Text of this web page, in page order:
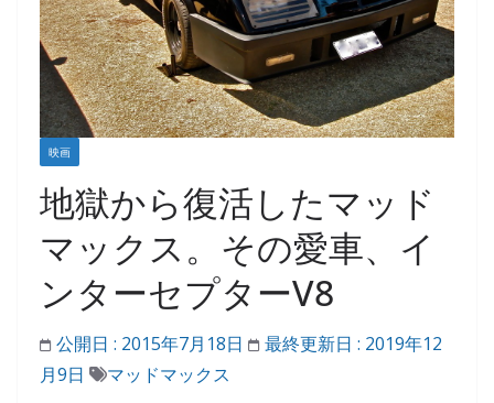
映画
地獄から復活したマッド
マックス。その愛車、イ
ンターセプターV8
公開日 : 2015年7月18日 最終更新日 : 2019年12
月9日
マッドマックス